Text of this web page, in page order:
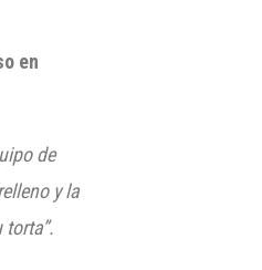
en
de
y la